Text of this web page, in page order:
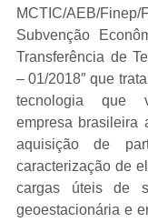
MCTIC/AEB/
Subvenção
Transferência de
– 01/2018″ que
tecnologia que
empresa brasileira
aquisição de
caracterização de
cargas úteis de
geoestacionária e